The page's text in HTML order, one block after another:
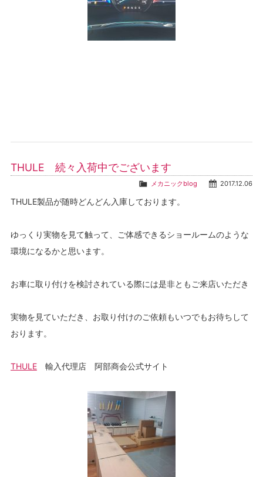
THULE 続々入荷中でございます
2017.12.06
メカニックblog
THULE製品が随時どんどん入庫しております。
ゆっくり実物を見て触って、ご体感できるショールームのような
環境になるかと思います。
お車に取り付けを検討されている際には是非ともご来店いただき
実物を見ていただき、お取り付けのご依頼もいつでもお待ちして
おります。
THULE輸入代理店 阿部商会公式サイト